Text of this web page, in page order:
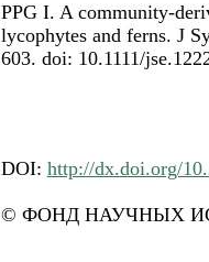
PPG I. A community-
lycophytes and ferns. J
603. doi: 10.1111/
DOI: http://dx.doi.org/
© ФОНД НАУЧНЫХ